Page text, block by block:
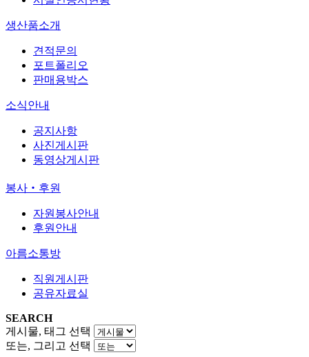
생산품소개
견적문의
포트폴리오
판매용박스
소식안내
공지사항
사진게시판
동영상게시판
봉사‧후원
자원봉사안내
후원안내
아름소통방
직원게시판
공유자료실
SEARCH
게시물, 태그 선택
또는, 그리고 선택